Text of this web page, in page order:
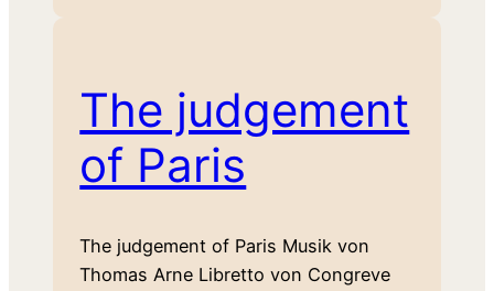
The judgement
of Paris
The judgement of Paris Musik von
Thomas Arne Libretto von Congreve